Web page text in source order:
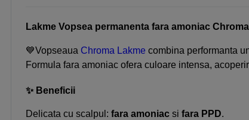
Lakme Vopsea permanenta fara amoniac
💙Vopseaua Chroma Lakme combina performanta
Formula fara amoniac ofera culoare intensa,
✨ Beneficii
Delicata cu scalpul: fara amoniac si fara PPD.